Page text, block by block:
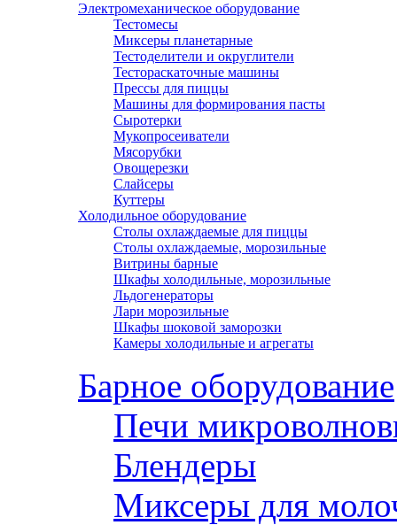
Электромеханическое оборудование
Тестомесы
Миксеры планетарные
Тестоделители и округлители
Тестораскаточные машины
Прессы для пиццы
Машины для формирования пасты
Сыротерки
Мукопросеиватели
Мясорубки
Овощерезки
Слайсеры
Куттеры
Холодильное оборудование
Столы охлаждаемые для пиццы
Столы охлаждаемые, морозильные
Витрины барные
Шкафы холодильные, морозильные
Льдогенераторы
Лари морозильные
Шкафы шоковой заморозки
Камеры холодильные и агрегаты
Барное оборудование
Печи
Блендеры
Миксеры для